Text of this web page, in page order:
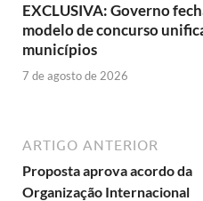
EXCLUSIVA: Governo
modelo de concurso
municípios
7 de agosto de 2026
ARTIGO ANTERIOR
Proposta aprova acordo da
Organização Internacional